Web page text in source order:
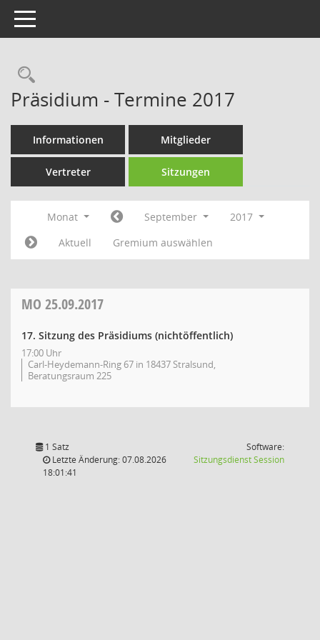
Toggle navigation
Rechercheauswahl
Präsidium - Termine 2017
Informationen Mitglieder
Vertreter Sitzungen
Monat September
2017
Aktuell
Gremium auswählen
MO 25.09.2017
17. Sitzung des Präsidiums (nichtöffentlich)
17:00 Uhr
Carl-Heydemann-Ring 67 in 18437 Stralsund,
Beratungsraum 225
1 Satz
Letzte Änderung: 07.08.2026
18:01:41
Software:
SitzungsdienstSession(Wird in